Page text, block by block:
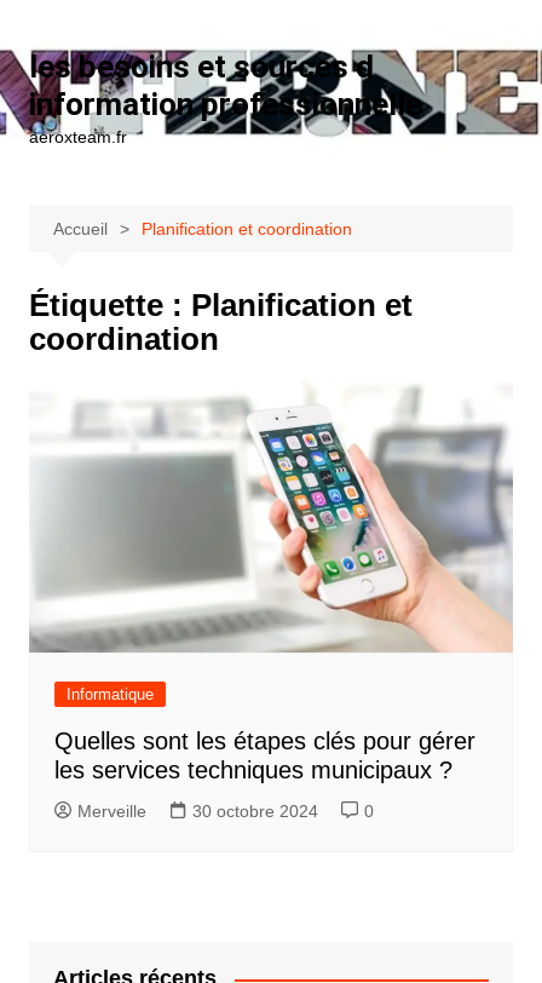
les besoins et sources d
information professionnelle
aeroxteam.fr
Accueil Planification et coordination
Étiquette : Planification et
coordination
Informatique
Quelles sont les étapes clés pour gérer
les services techniques municipaux ?
Merveille 30 octobre 2024 0